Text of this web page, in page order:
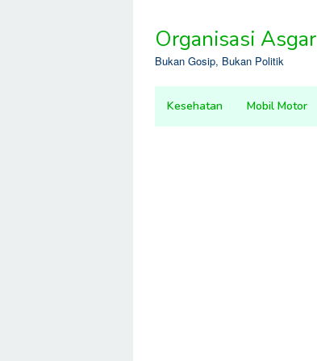
contentOrganisasi Asgar
Bukan Gosip, Bukan Politik
Kesehatan Mobil Motor